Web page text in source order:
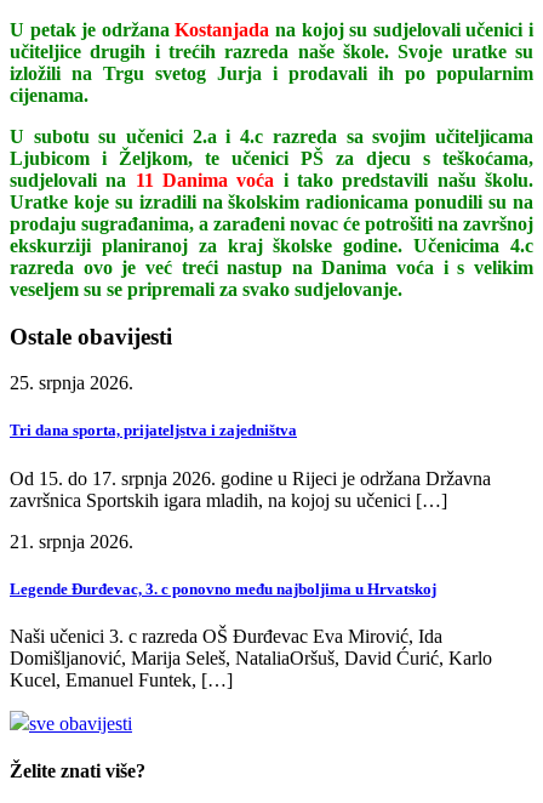
U petak je održanaKostanjada na kojoj su sudjelovali učenici i
učiteljice drugih i trećih razreda naše škole. Svoje uratke su
izložili na Trgu svetog Jurja i prodavali ih po popularnim
cijenama.
U subotu su učenici 2.a i 4.c razreda sa svojim učiteljicama
Ljubicom i Željkom, te učenici PŠ za djecu s teškoćama,
sudjelovali na 11 Danima voća i tako predstavili našu školu.
Uratke koje su izradili na školskim radionicama ponudili su na
prodaju sugrađanima, a zarađeni novac će potrošiti na završnoj
ekskurziji planiranoj za kraj školske godine. Učenicima 4.c
razreda ovo je već treći nastup na Danima voća i s velikim
veseljem su se pripremali za svako sudjelovanje.
Ostale obavijesti
25. srpnja 2026.
Tri dana sporta, prijateljstva i zajedništva
Od 15. do 17. srpnja 2026. godine u Rijeci je održana Državna
završnica Sportskih igara mladih, na kojoj su učenici […]
21. srpnja 2026.
Legende Đurđevac, 3. c ponovno među najboljima u Hrvatskoj
Naši učenici 3. c razreda OŠ Đurđevac Eva Mirović, Ida
Domišljanović, Marija Seleš, NataliaOršuš, David Ćurić, Karlo
Kucel, Emanuel Funtek, […]
sve obavijesti
Želite znati više?